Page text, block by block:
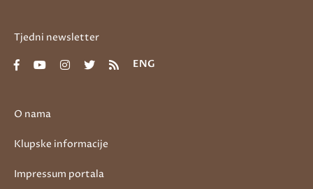
O nama
Klupske informacije
Impressum portala
Tjedni newsletter
ENG